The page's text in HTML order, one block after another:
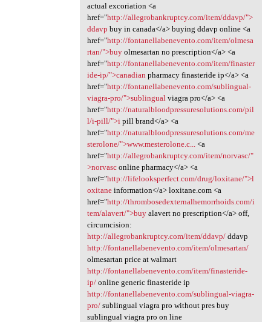
actual excoriation <a
href="http://allegrobankruptcy.com/item/ddavp/">
ddavp buy in canada</a> buying ddavp online <a
href="http://fontanellabenevento.com/item/olmesa
rtan/">buyolmesartan no prescription</a> <a
href="http://fontanellabenevento.com/item/finaster
ide-ip/">canadian pharmacy finasteride ip</a> <a
href="http://fontanellabenevento.com/sublingual-
viagra-pro/">sublingual viagra pro</a> <a
href="http://naturalbloodpressuresolutions.com/pil
l/i-pill/">i pill brand</a> <a
href="http://naturalbloodpressuresolutions.com/me
sterolone/">www.mesterolone.c...
<a
href="http://allegrobankruptcy.com/item/norvasc/"
>norvasconline pharmacy</a> <a
href="http://lifelooksperfect.com/drug/loxitane/">l
oxitaneinformation</a> loxitane.com <a
href="http://thrombosedexternalhemorrhoids.com/i
tem/alavert/">buyalavert no prescription</a> off,
circumcision:
http://allegrobankruptcy.com/item/ddavp/ddavp
http://fontanellabenevento.com/item/olmesartan/
olmesartan price at walmart
http://fontanellabenevento.com/item/finasteride-
ip/online generic finasteride ip
http://fontanellabenevento.com/sublingual-viagra-
pro/sublingual viagra pro without pres buy
sublingual viagra pro on line